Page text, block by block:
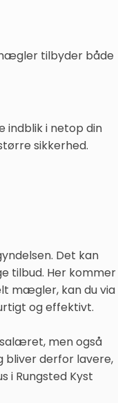
tilbyder både
indblik i netop din
sikkerhed.
Det kan
tilbud. Her kommer
mægler, kan du via
og effektivt.
men også
bliver derfor lavere,
i Rungsted Kyst